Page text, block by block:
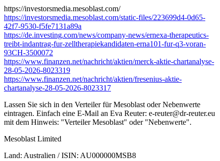
https://investorsmedia.mesoblast.com/
https://investorsmedia.mesoblast.com/static-files/223699d4-0d65-
42f7-9530-f5fe7131a89a
https://de.investing.com/news/company-news/ernexa-therapeutics-
treibt-indantrag-fur-zelltherapiekandidaten-erna101-fur-q3-voran-
93CH-3500072
https://www.finanzen.net/nachricht/aktien/merck-aktie-chartanalyse-
28-05-2026-8023319
https://www.finanzen.net/nachricht/aktien/fresenius-aktie-
chartanalyse-28-05-2026-8023317
Lassen Sie sich in den Verteiler für Mesoblast oder Nebenwerte
eintragen. Einfach eine E-Mail an Eva Reuter: e-reuter@dr-reuter.eu
mit dem Hinweis: "Verteiler Mesoblast" oder "Nebenwerte".
Mesoblast Limited
Land: Australien / ISIN: AU000000MSB8